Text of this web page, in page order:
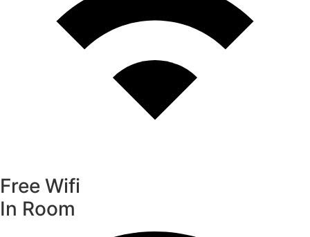
Free Wifi
In Room